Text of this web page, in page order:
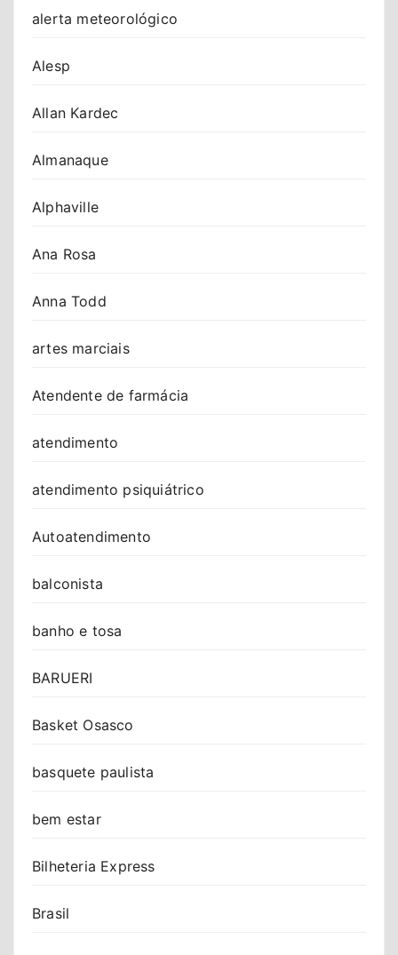
alerta meteorológico
Alesp
Allan Kardec
Almanaque
Alphaville
Ana Rosa
Anna Todd
artes marciais
Atendente de farmácia
atendimento
atendimento psiquiátrico
Autoatendimento
balconista
banho e tosa
BARUERI
Basket Osasco
basquete paulista
bem estar
Bilheteria Express
Brasil